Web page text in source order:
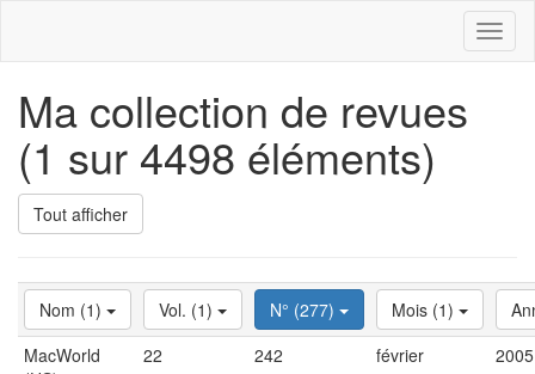
Ma collection de revues
(1 sur 4498 éléments)
Tout afficher
Nom (1) Vol. (1) N° (277) Mois (1)
MacWorld
22 242 février 2005